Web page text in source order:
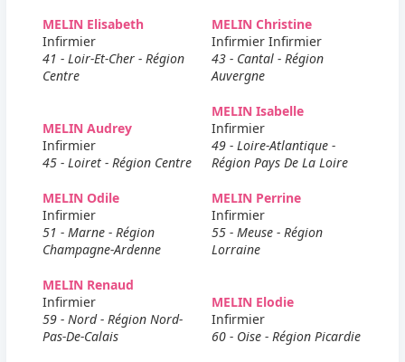
MELIN Elisabeth
Infirmier
41 - Loir-Et-Cher - Région
Centre
MELIN Christine
Infirmier Infirmier
43 - Cantal - Région
Auvergne
MELIN Audrey
Infirmier
45 - Loiret - Région Centre
MELIN Isabelle
Infirmier
49 - Loire-Atlantique -
Région Pays De La Loire
MELIN Odile
Infirmier
51 - Marne - Région
Champagne-Ardenne
MELIN Perrine
Infirmier
55 - Meuse - Région
Lorraine
MELIN Renaud
Infirmier
59 - Nord - Région Nord-
Pas-De-Calais
MELIN Elodie
Infirmier
60 - Oise - Région Picardie